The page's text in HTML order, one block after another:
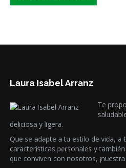
Laura Isabel Arranz
Te
deliciosa y ligera.
Que se adapte a tu estilo de vida, a
características personales y
que conviven con nosotros,